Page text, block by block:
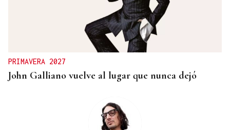
Oporto, el modelo a seguir para recuperar el
casco histórico de Ourense
PRIMAVERA 2027
John Galliano vuelve al lugar que nunca dejó